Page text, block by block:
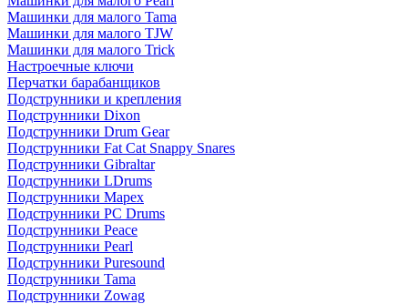
Машинки для малого Tama
Машинки для малого TJW
Машинки для малого Trick
Настроечные ключи
Перчатки барабанщиков
Подструнники и крепления
Подструнники Dixon
Подструнники Drum Gear
Подструнники Fat Cat Snappy Snares
Подструнники Gibraltar
Подструнники LDrums
Подструнники Mapex
Подструнники PC Drums
Подструнники Peace
Подструнники Pearl
Подструнники Puresound
Подструнники Tama
Подструнники Zowag